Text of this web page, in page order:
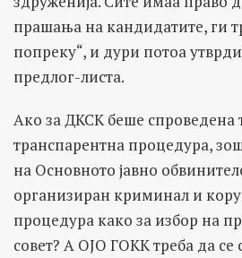
прашања на кандидатите, ги
попреку“, и дури потоа
предлог-листа.
Ако за ДКСК беше спроведена
транспарентна процедура,
на Основното јавно
организиран криминал и
процедура како за избор на
совет? А ОЈО ГОКК треба да се